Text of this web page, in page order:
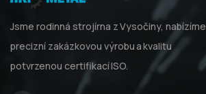
Jsme rodinná strojírna z Vysočiny, nabízíme
precizní zakázkovou výrobu a kvalitu
potvrzenou certifikací ISO.